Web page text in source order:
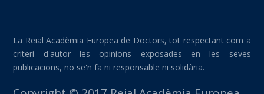
La Reial Acadèmia Europea de Doctors, tot respectant com a
criteri d'autor les opinions exposades en les seves
publicacions, no se'n fa ni responsable ni solidària.